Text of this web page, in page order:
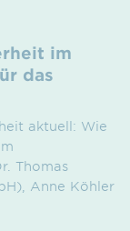
im
das
aktuell: Wie
Thomas
Anne Köhler